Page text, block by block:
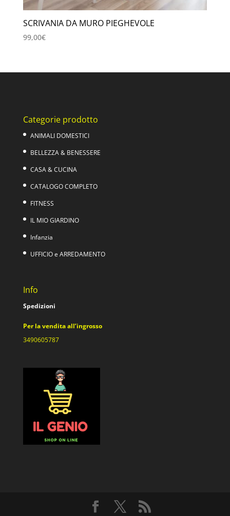
SCRIVANIA DA MURO PIEGHEVOLE
99,00€
Categorie prodotto
ANIMALI DOMESTICI
BELLEZZA & BENESSERE
CASA & CUCINA
CATALOGO COMPLETO
FITNESS
IL MIO GIARDINO
Infanzia
UFFICIO e ARREDAMENTO
Info
Spedizioni
Per la vendita all’ingrosso
3490605787